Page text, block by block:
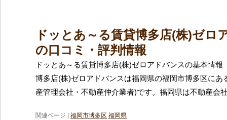
ドッとあ～る賃貸博多店(株)ゼロ
の口コミ・評判情報
ドッとあ～る賃貸博多店(株)ゼロアドバンスの基本情報
博多店(株)ゼロアドバンスは福岡県の福岡市博多区にあ
産管理会社・不動産仲介業者)です。福岡県は不動産会
関連ページ | 福岡市博多区 福岡県